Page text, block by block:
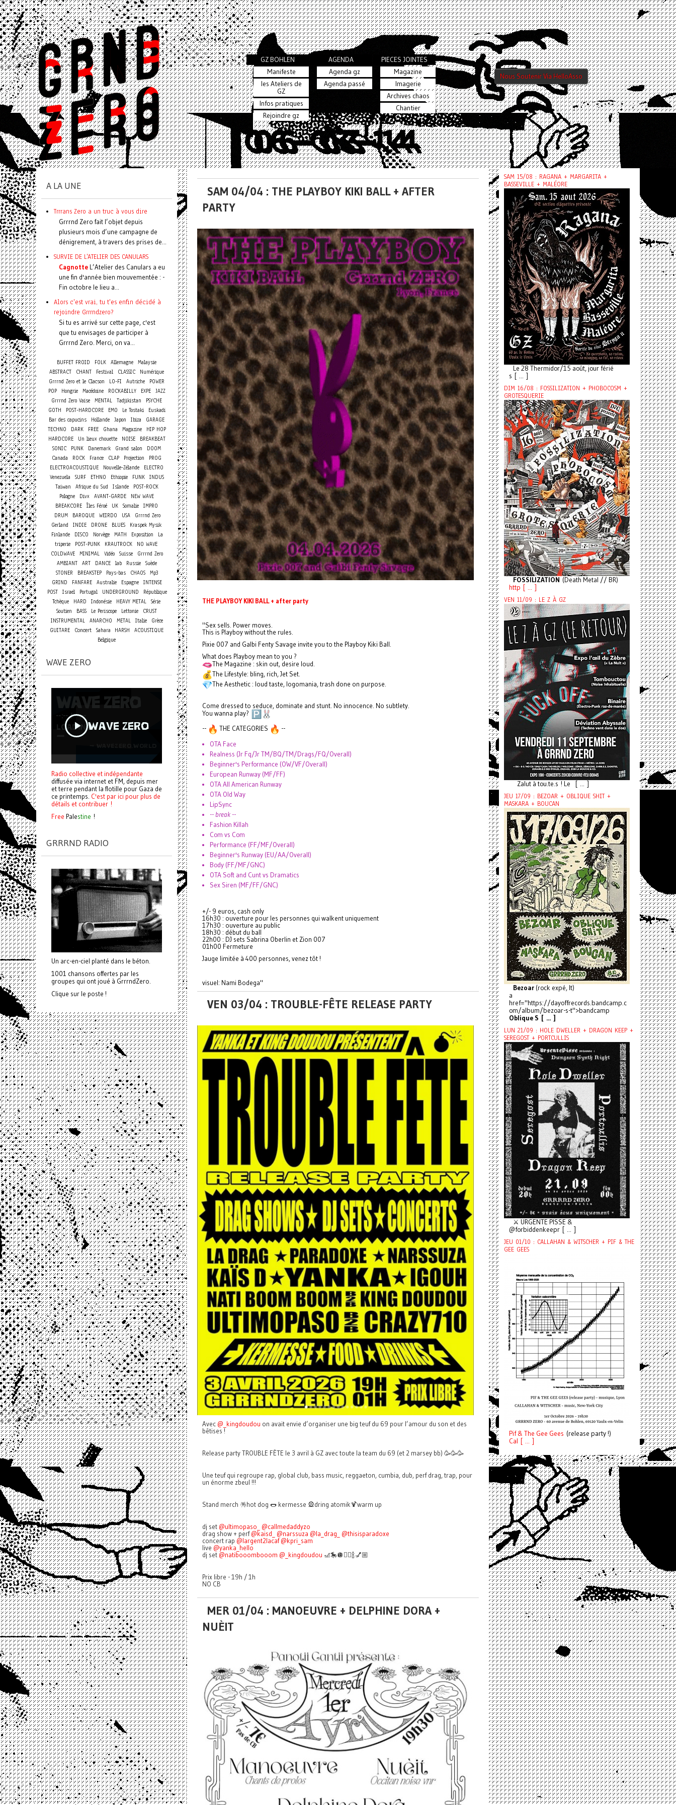
GZ BOHLEN
Manifeste
les Ateliers de
GZ
Infos pratiques
Rejoindre gz
AGENDA
Agenda gz
Agenda passé
PIECES JOINTES
Magazine
Imagerie
Archives chaos
Chantier
Nous Soutenir Via HelloAsso
SAM 04/04 : THE PLAYBOY KIKI BALL + AFTER
PARTY
THE PLAYBOY KIKI BALL + after party
"Sex sells. Power moves.
This is Playboy without the rules.
Pixie 007 and Galbi Fenty Savage invite you to the Playboy Kiki Ball.
What does Playboy mean to you ?
The Magazine : skin out, desire loud.
The Lifestyle: bling, rich, Jet Set.
The Aesthetic : loud taste, logomania, trash done on purpose.
Come dressed to seduce, dominate and stunt. No innocence. No subtlety.
You wanna play?
--
THE CATEGORIES --
OTA Face
Realness (Jr Fq/Jr TM/BQ/TM/Drags/FQ/Overall)
Beginner's Performance (OW/VF/Overall)
European Runway (MF/FF)
OTA All American Runway
OTA Old Way
LipSync
--break --
Fashion Killah
Com vs Com
Performance (FF/MF/Overall)
Beginner's Runway (EU/AA/Overall)
Body (FF/MF/GNC)
OTA Soft and Cunt vs Dramatics
Sex Siren (MF/FF/GNC)
+/- 9 euros, cash only
16h30 : ouverture pour les personnes qui walkent uniquement
17h30 : ouverture au public
18h30 : début du ball
22h00 : DJ sets Sabrina Oberlin et Zion 007
01h00 Fermeture
Jauge limitée à 400 personnes, venez tôt !
visuel: Nami Bodega"
VEN 03/04 : TROUBLE-FÊTE RELEASE PARTY
Avec @_kingdoudou on avait envie d’organiser une big teuf du 69 pour l’amour du son et des
bêtises !
Release party TROUBLE FÊTE le 3 avril à GZ avec toute la team du 69 (et 2 marsey bb) 🥳🥳🥳
Une teuf qui regroupe rap, global club, bass music, reggaeton, cumbia, dub, perf drag, trap, pour
un énorme zbeul !!!
Stand merch 🪅hot dog 🌭 kermesse 🎡dring atomik🍹warm up
dj set @ultimopaso_
@callmedaddyzo
drag show + perf@kaisd_ @narssuza @la_drag_
@thisisparadoxe
concert rap @largent2lacaf @kpri_sam
live @yanka_hello
dj set @natibooombooom @_kingdoudou 🎢🎠🪩👯‍♀️🍾💅🏼
Prix libre - 19h / 1h
NO CB
MER 01/04 : MANOEUVRE + DELPHINE DORA +
NUÈIT
A LA UNE
Trrrans Zero a un truc à vous dire
Grrrnd Zero fait l’objet depuis
plusieurs mois d’une campagne de
dénigrement, à travers des prises de...
SURVIE DE L'ATELIER DES CANULARS
Cagnotte L’Atelier des Canulars a eu
une fin d'année bien mouvementée : -
Fin octobre le lieu a...
Alors c'est vrai, tu t'es enfin décidé à
rejoindre Grrrndzero?
Si tu es arrivé sur cette page, c'est
que tu envisages de participer à
Grrrnd Zero. Merci, on va...
BUFFET FROID FOLK Allemagne Malaysie
ABSTRACT
CHANT Festival CLASSIC
Numérique
Grrrnd Zero et le Clacson
LO-FI Autriche
POWER
POP
Hongrie Macédoine ROCKABILLY EXPE
JAZZ
Grrrnd Zero Vaise MENTAL Tadjikistan
PSYCHE
GOTH
POST-HARDCORE EMO Le Tostaki
Euskadi
Bar des capucins
Hollande Japon Ibiza
GARAGE
TECHNO
DARK FREE Ghana Magazine
HIP HOP
HARDCORE
Un lieux chouette NOISE
BREAKBEAT
SONIC
PUNK Danemark Grand salon
DOOM
Canada
ROCK France CLAP Projection
PROG
ELECTROACOUSTIQUE
Nouvelle-Zélande
ELECTRO
Venezuela
SURF ETHNO Ethiopie FUNK
INDUS
Taiwan
Afrique du Sud Islande
POST-ROCK
Pologne
Divx AVANT-GARDE
NEW WAVE
BREAKCORE Îles Féroé UK Somalie IMPRO
DRUM
BAROQUE WEIRDO USA
Grrrnd Zero
Gerland
INDIE DRONE BLUES
Kraspek Mysik
Finlande
DISCO Norvège MATH Exposition
La
triperie
POST-PUNK KRAUTROCK
NO WAVE
COLDWAVE
MINIMAL Vidéo Suisse
Grrrnd Zero
AMBIANT
ART DANCE lab Russie
Suède
STONER
BREAKSTEP Pays-bas CHAOS
Mp3
GRIND
FANFARE Australie Espagne
INTENSE
POST Israel Portugal UNDERGROUND
République
Tchèque
HARD Indonésie HEAVY METAL
Série
Soutien
BASS Le Periscope Lettonie
CRUST
INSTRUMENTAL
ANARCHO METAL Italie
Grèce
GUITARE
Concert Sahara HARSH
ACOUSTIQUE
Belgique
WAVE ZERO
Radio collective et indépendante
diffusée via internet et FM, depuis mer
et terre pendant la flotille pour Gaza de
ce printemps. C'est par ici pour plus de
détails et contribuer !
Free Palestine !
GRRRND RADIO
Un arc-en-ciel planté dans le béton.
1001 chansons offertes par les
groupes qui ont joué à GrrrndZero.
Clique sur le poste !
SAM 15/08 : RAGANA + MARGARITA +
BASSEVILLE + MALÉORE
Le 28 Thermidor/15 août, jour férié
s [ ... ]
DIM 16/08 : FOSSILIZATION + PHOBOCOSM +
GROTESQUERIE
FOSSILIZATION (Death Metal // BR)
http [ ... ]
VEN 11/09 : LE Z À GZ
Zalut à tou.te.s ! Le [ ... ]
JEU 17/09 : BEZOAR + OBLIQUE SHIT +
MASKARA + BOUCAN
Bezoar (rock expé, It)
a
href="https://dayoffrecords.bandcamp.c
om/album/bezoar-s-t">bandcamp
Oblique S [ ... ]
LUN 21/09 : HOLE DWELLER + DRAGON KEEP +
SEREGOST + PORTCULLIS
⚔️ URGENTE PISSE &
@forbiddenkeepr [ ... ]
JEU 01/10 : CALLAHAN & WITSCHER + PIF & THE
GEE GEES
Pif& The Gee Gees (release party !)
Cal [ ... ]